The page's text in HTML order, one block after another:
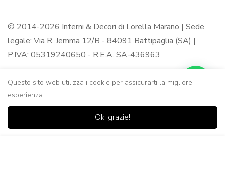
© 2014-2026 Interni & Decori di Lorella Marano | Sede
legale: Via R. Jemma 12/B - 84091 Battipaglia (SA) |
P.IVA: 05319240650 - R.E.A. SA-436963
Questo sito web utilizza i cookie per assicurarti la migliore
esperienza.
Ok, grazie!
Casa Negozio
0
Lista dei Carrello Ricerca